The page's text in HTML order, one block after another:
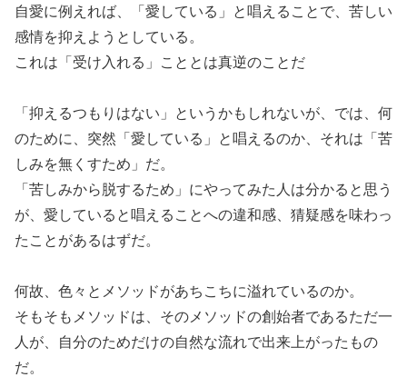
自愛に例えれば、「愛している」と唱えることで、苦しい
感情を抑えようとしている。
これは「受け入れる」こととは真逆のことだ
「抑えるつもりはない」というかもしれないが、では、何
のために、突然「愛している」と唱えるのか、それは「苦
しみを無くすため」だ。
「苦しみから脱するため」にやってみた人は分かると思う
が、愛していると唱えることへの違和感、猜疑感を味わっ
たことがあるはずだ。
何故、色々とメソッドがあちこちに溢れているのか。
そもそもメソッドは、そのメソッドの創始者であるただ一
人が、自分のためだけの自然な流れで出来上がったもの
だ。